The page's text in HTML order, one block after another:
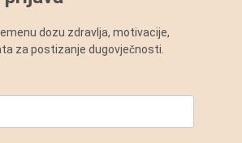
dozu zdravlja, motivacije,
za postizanje dugovječnosti.